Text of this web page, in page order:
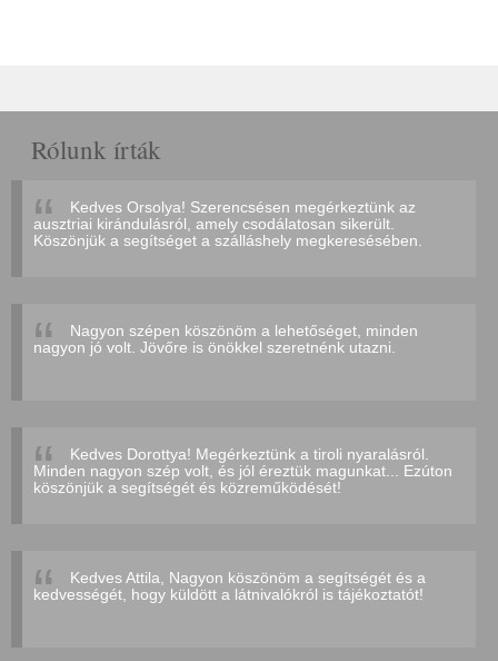
Rólunk írták
Kedves Orsolya! Szerencsésen megérkeztünk az
ausztriai kirándulásról, amely csodálatosan sikerült.
Köszönjük a segítséget a szálláshely megkeresésében.
Nagyon szépen köszönöm a lehetőséget, minden
nagyon jó volt. Jövőre is önökkel szeretnénk utazni.
Kedves Dorottya! Megérkeztünk a tiroli nyaralásról.
Minden nagyon szép volt, és jól éreztük magunkat... Ezúton
köszönjük a segítségét és közreműködését!
Kedves Attila, Nagyon köszönöm a segítségét és a
kedvességét, hogy küldött a látnivalókról is tájékoztatót!